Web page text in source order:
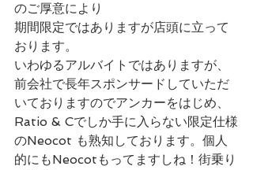
のご厚意により
期間限定ではありますが店頭に立って
おります。
いわゆるアルバイトではありますが、
前会社で長年スポンサードしていただ
いておりますのでアンカーをはじめ、
Ratio & Cでしか手に入らない限定仕様
のNeocot も熟知しております。個人
的にもNeocotもってますしね！街乗り